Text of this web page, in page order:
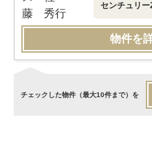
センチュリ
物件を
チェックした物件（最大10件まで）を